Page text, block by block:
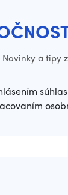
Novinky a tipy